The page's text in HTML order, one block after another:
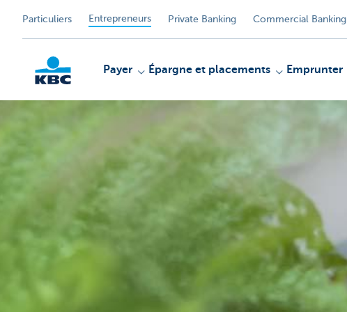
Particuliers Entrepreneurs Private Banking Commercial Banking
Payer Épargne et placements Emprunter